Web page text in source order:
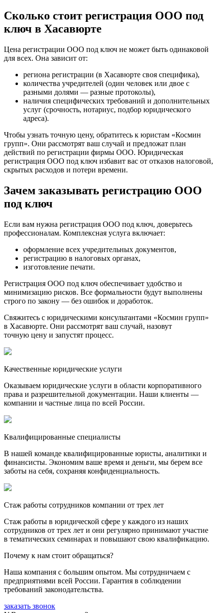
Сколько стоит регистрация ООО под
ключ в Хасавюрте
Цена регистрации ООО под ключ не может быть одинаковой
для всех. Она зависит от:
региона регистрации (в Хасавюрте своя специфика),
количества учредителей (один человек или двое с
разными долями — разные протоколы),
наличия специфических требований и дополнительных
услуг (срочность, нотариус, подбор юридического
адреса).
Чтобы узнать точную цену, обратитесь к юристам «Космин
групп». Они рассмотрят ваш случай и предложат план
действий по регистрации фирмы ООО. Юридическая
регистрация ООО под ключ избавит вас от отказов налоговой,
скрытых расходов и потери времени.
Зачем заказывать регистрацию ООО
под ключ
Если вам нужна регистрация ООО под ключ, доверьтесь
профессионалам. Комплексная услуга включает:
оформление всех учредительных документов,
регистрацию в налоговых органах,
изготовление печати.
Регистрация ООО под ключ обеспечивает удобство и
минимизацию рисков. Все формальности будут выполнены
строго по закону — без ошибок и доработок.
Свяжитесь с юридическими консультантами «Космин групп»
в Хасавюрте. Они рассмотрят ваш случай, назовут
точную цену и запустят процесс.
Качественные юридические услуги
Оказываем юридические услуги в области корпоративного
права и разрешительной документации. Наши клиенты —
компании и частные лица по всей России.
Квалифицированные специалисты
В нашей команде квалифицированные юристы, аналитики и
финансисты. Экономим ваше время и деньги, мы берем все
заботы на себя, сохраняя конфиденциальность.
Стаж работы сотрудников компании от трех лет
Стаж работы в юридической сфере у каждого из наших
сотрудников от трех лет и они регулярно принимают участие
в тематических семинарах и повышают свою квалификацию.
Почему к нам стоит обращаться?
Наша компания с большим опытом. Мы сотрудничаем с
предприятиями всей России. Гарантия в соблюдении
требований законодательства.
заказать звонок